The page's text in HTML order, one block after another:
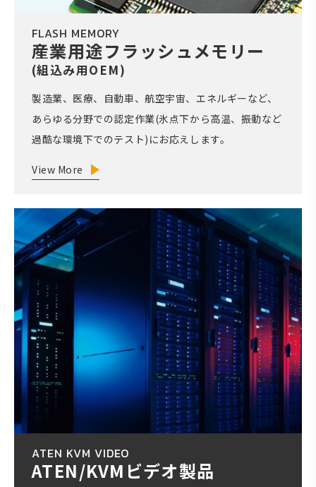
FLASH MEMORY
産業用途フラッシュメモリー
(組込み用OEM)
製造業、医療、自動車、航空宇宙、エネルギーなど、
あらゆる分野での認定作業(氷点下から高温、振動など
過酷な環境下でのテスト)にお応えします。
View More
ATEN KVM VIDEO
ATEN/KVMビデオ製品